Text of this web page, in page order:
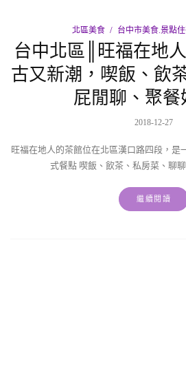
北區美食 台中市美食.景點
台中北區║旺福在地
古又新潮，喫飯、飲
屁閒聊、聚餐
2018-12-27
旺福在地人的茶館位在北區漢口路四段，是
式餐點 喫飯、飲茶、私房菜、聊
繼續閱讀